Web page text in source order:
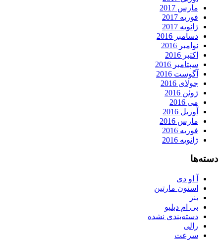
مارس 2017
فوریه 2017
ژانویه 2017
دسامبر 2016
نوامبر 2016
اکتبر 2016
سپتامبر 2016
آگوست 2016
جولای 2016
ژوئن 2016
می 2016
آوریل 2016
مارس 2016
فوریه 2016
ژانویه 2016
دسته‌ها
آ او دی
استون مارتین
بنز
بی ام دبلیو
دسته‌بندی نشده
رالی
سرعت